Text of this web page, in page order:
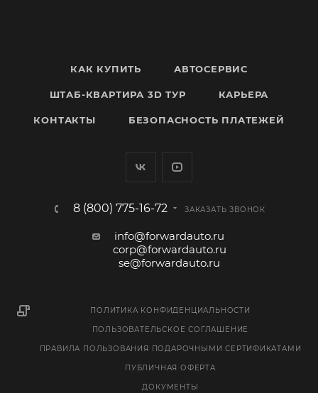
КАК КУПИТЬ АВТОСЕРВИС
ШТАБ-КВАРТИРА 3D ТУР КАРЬЕРА
КОНТАКТЫ БЕЗОПАСНОСТЬ ПЛАТЕЖЕЙ
8 (800) 775-16-72 ЗАКАЗАТЬ ЗВОНОК
info@forwardauto.ru
corp@forwardauto.ru
se@forwardauto.ru
ПОЛИТИКА КОНФИДЕНЦИАЛЬНОСТИ
ПОЛЬЗОВАТЕЛЬСКОЕ СОГЛАШЕНИЕ
ПРАВИЛА ПОЛЬЗОВАНИЯ ПОДАРОЧНЫМИ СЕРТИФИКАТАМИ
ПУБЛИЧНАЯ ОФЕРТА
ДОКУМЕНТЫ